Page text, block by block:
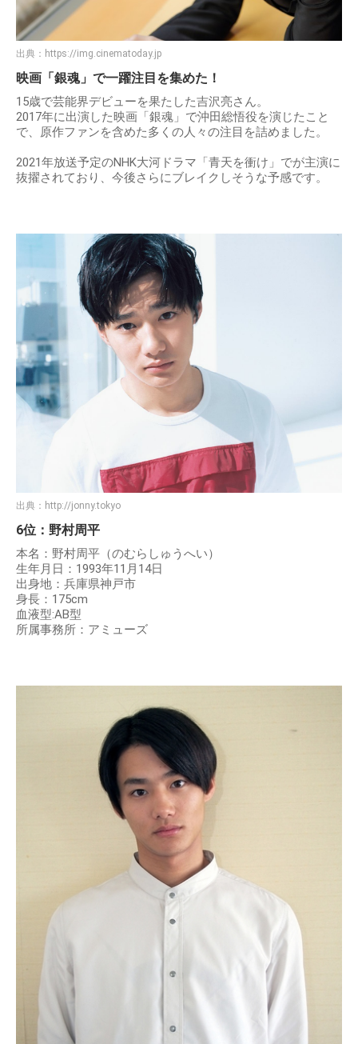
出典： https://img.cinematoday.jp
映画「銀魂」で一躍注目を集めた！
15歳で芸能界デビューを果たした吉沢亮さん。
2017年に出演した映画「銀魂」で沖田総悟役を演じたこと
で、原作ファンを含めた多くの人々の注目を詰めました。
2021年放送予定のNHK大河ドラマ「青天を衝け」でが主演に
抜擢されており、今後さらにブレイクしそうな予感です。
出典： http://jonny.tokyo
6位：野村周平
本名：野村周平（のむらしゅうへい）
生年月日：1993年11月14日
出身地：兵庫県神戸市
身長：175cm
血液型:AB型
所属事務所：アミューズ